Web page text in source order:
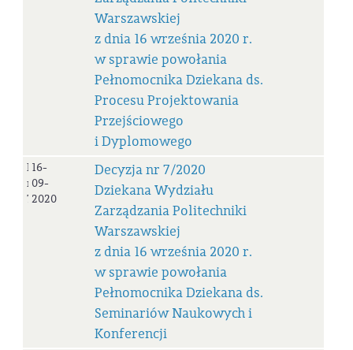
Warszawskiej
z dnia 16 września 2020 r.
w sprawie powołania
Pełnomocnika Dziekana ds.
Procesu Projektowania
Przejściowego
i Dyplomowego
Decyzja
nr
7/2020
16-
09-
2020
Decyzja nr 7/2020
Dziekana Wydziału
Zarządzania Politechniki
Warszawskiej
z dnia 16 września 2020 r.
w sprawie powołania
Pełnomocnika Dziekana ds.
Seminariów Naukowych i
Konferencji